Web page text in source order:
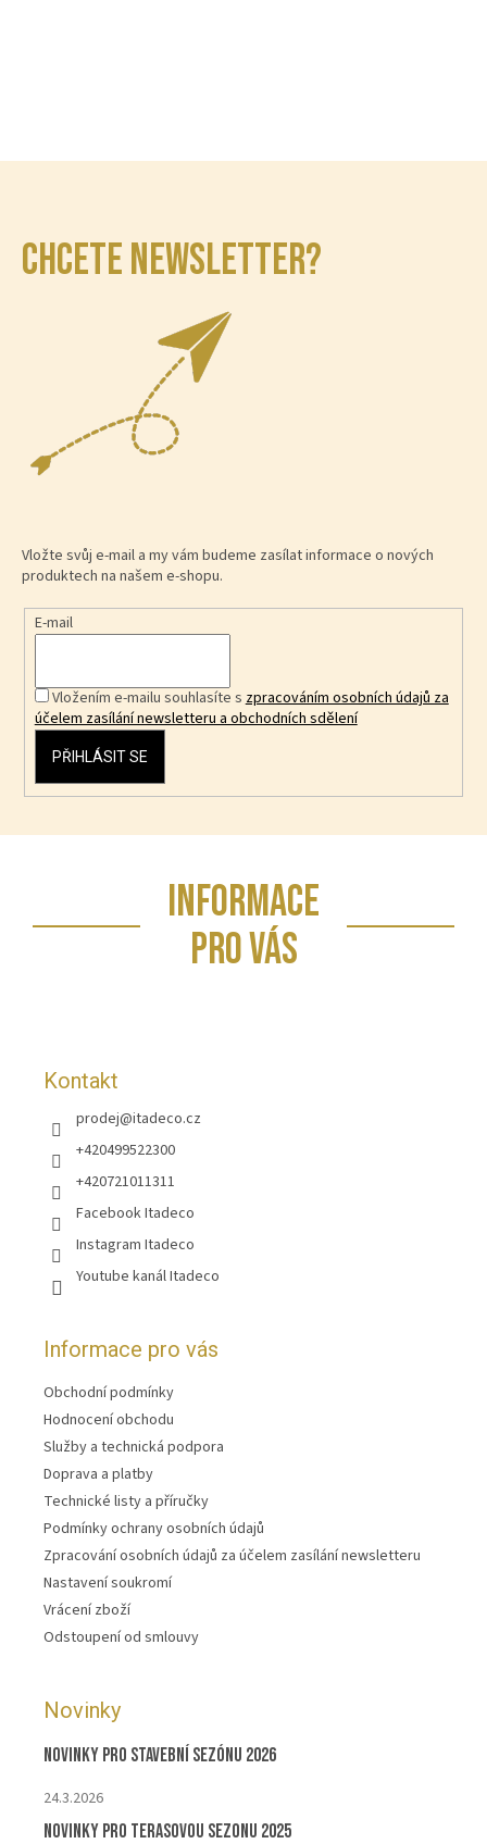
CHCETE NEWSLETTER?
Vložte svůj e-mail a my vám budeme zasílat informace o nových
produktech na našem e-shopu.
E-mail
Vložením e-mailu souhlasíte szpracováním osobních údajů za
účelem zasílání newsletteru a obchodních sdělení
PŘIHLÁSIT SE
INFORMACE
PRO VÁS
Kontakt
prodej@itadeco.cz
+420499522300
+420721011311
Facebook Itadeco
Instagram Itadeco
Youtube kanál Itadeco
Informace pro vás
Obchodní podmínky
Hodnocení obchodu
Služby a technická podpora
Doprava a platby
Technické listy a příručky
Podmínky ochrany osobních údajů
Zpracování osobních údajů za účelem zasílání newsletteru
Nastavení soukromí
Vrácení zboží
Odstoupení od smlouvy
Novinky
Novinky pro stavební sezónu 2026
24.3.2026
Novinky pro terasovou sezonu 2025